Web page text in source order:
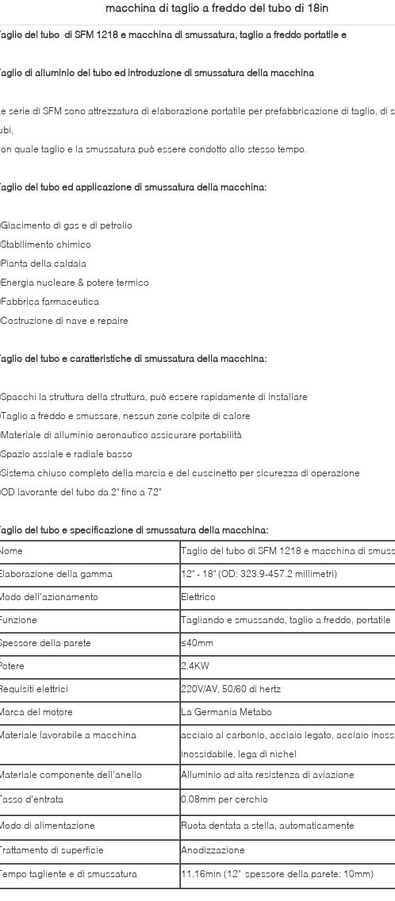
macchina di taglio a freddo del tubo di 18in
del tubo di SFM 1218 e macchina di smussatura, taglio a freddo portatile e
di alluminio del tubo ed introduzione di smussatura della macchina
serie di SFM sono attrezzatura di elaborazione portatile per prefabbricazione di taglio, di
quale taglio e la smussatura può essere condotto allo stesso tempo.
del tubo ed applicazione di smussatura della macchina:
di gas e di petrolio
chimico
della caldaia
nucleare & potere termico
farmaceutica
di nave e repaire
del tubo e caratteristiche di smussatura della macchina:
la struttura della struttura, può essere rapidamente di installare
a freddo e smussare, nessun zone colpite di calore
di alluminio aeronautico assicurare portabilità
assiale e radiale basso
chiuso completo della marcia e del cuscinetto per sicurezza di operazione
lavorante del tubo da 2" fino a 72"
del tubo e specificazione di smussatura della macchina:
Taglio del tubo di SFM 1218 e macchina di
della gamma
12" - 18" (OD: 323.9-457.2 millimetri)
dell'azionamento
Elettrico
Tagliando e smussando, taglio a freddo, portatile
della parete
≤40mm
2.4KW
elettrici
220V/AV, 50/60 di hertz
del motore
La Germania Metabo
lavorabile a macchina
acciaio al carbonio, acciaio legato, acciaio
inossidabile, lega di nichel
componente dell'anello
Alluminio ad alta resistenza di aviazione
d'entrata 0.08mm per cerchio
di alimentazione Ruota dentata a stella, automaticamente
di superficie
Anodizzazione
tagliente e di smussatura
11.16min (12" spessore della parete: 10mm)